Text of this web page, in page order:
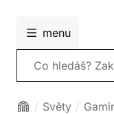
menu
Vyhledávání
Světy